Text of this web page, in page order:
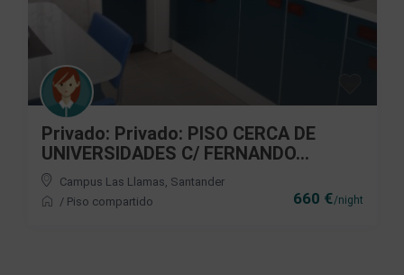
660 €/night
Privado: Privado: PISO CERCA DE
UNIVERSIDADES C/ FERNANDO...
Campus Las Llamas Santander
/ Piso compartido